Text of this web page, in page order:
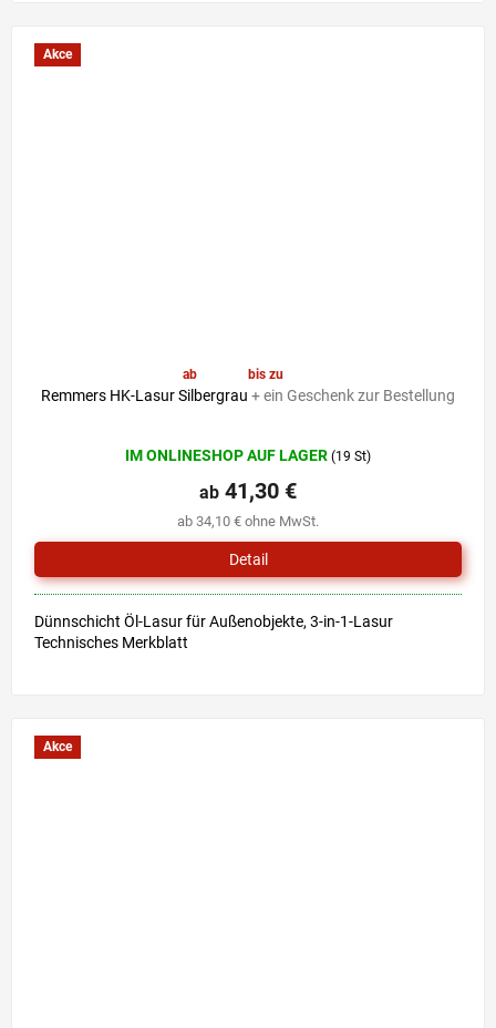
Akce
ab bis zu
Remmers HK-Lasur Silbergrau + ein Geschenk zur Bestellung
durchschnittliche
Produktbewertung
ist
4,8
von
5
Sternen.
IM ONLINESHOP AUF LAGER (19 St)
ab 34,10 € ohne MwSt.
ab 41,30 €
Detail
Dünnschicht Öl-Lasur für Außenobjekte, 3-in-1-Lasur
Technisches Merkblatt
Akce